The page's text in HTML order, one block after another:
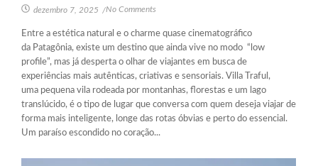
dezembro 7, 2025 /No Comments
Entre a estética natural e o charme quase cinematográfico
da Patagônia, existe um destino que ainda vive no modo “low
profile”, mas já desperta o olhar de viajantes em busca de
experiências mais autênticas, criativas e sensoriais. Villa Traful,
uma pequena vila rodeada por montanhas, florestas e um lago
translúcido, é o tipo de lugar que conversa com quem deseja viajar de
forma mais inteligente, longe das rotas óbvias e perto do essencial.
Um paraíso escondido no coração...